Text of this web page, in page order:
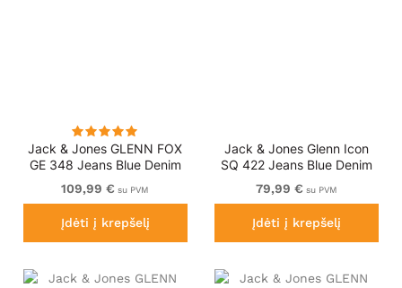
Jack & Jones GLENN FOX
GE 348 Jeans Blue Denim
109,99 € su PVM
Įdėti į krepšelį
Jack & Jones Glenn Icon
SQ 422 Jeans Blue Denim
79,99 € su PVM
Įdėti į krepšelį